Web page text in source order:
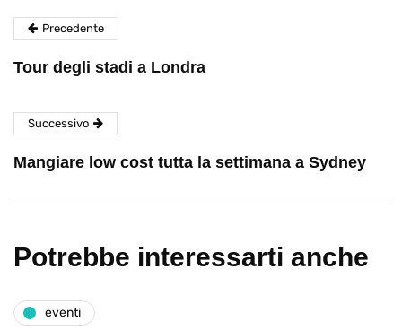
Precedente
Tour degli stadi a Londra
Successivo
Mangiare low cost tutta la settimana a Sydney
Potrebbe interessarti anche
eventi